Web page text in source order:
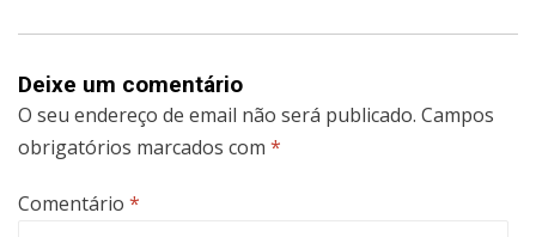
Deixe um comentário
O seu endereço de email não será publicado. Campos
obrigatórios marcados com *
Comentário *